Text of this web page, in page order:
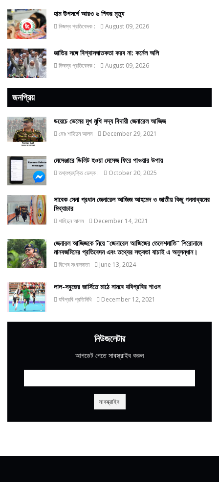
হাম উপসর্গে আরও ৬ শিশুর মৃত্যু
নিজস্ব প্রতিবেদক : August 09, 2026
জাতির সঙ্গে বিশ্বাসঘাতকতা করব না: কর্নেল অলি
নিজস্ব প্রতিবেদক : August 09, 2026
জনপ্রিয়
ডয়েচে ভেলের মুখ মুখি সদ্য বিদায়ী জেনারেল আজিজ
মোঃ শাহিদুন আলম December 29, 2021
মেসেঞ্জারে ডিলিট হওয়া মেসেজ ফিরে পাওয়ার উপায়
তথ্যপ্রযুক্তি ডেস্ক : October 20, 2025
সাবেক সেনা প্রধান জেনারেল আজিজ আহমেদ ও জাতীয় কিছু গনমাধ্যমের
মিথ্যাচার
শাহিদুন আলম December 14, 2021
জেনারল আজিজকে নিয়ে “জেনারেল আজিজের তেলেশমাতি” শিরোনামে
মানবজমিনের প্রতিবেদন এবং তথ্যের সত্যতা যাচাই এ অনুসন্ধান।
বিশেষ সংবাদদাতা June 13, 2024
লাল-সবুজের জার্সিতে মাঠে নামবে যবিপ্রবির শাওন
যবিপ্রবি প্রতিনিধি December 12, 2021
নিউজলেটার
আপডেট পেতে সাবস্ক্রাইব করুন